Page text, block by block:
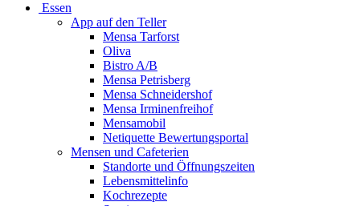
Essen
App auf den Teller
Mensa Tarforst
Oliva
Bistro A/B
Mensa Petrisberg
Mensa Schneidershof
Mensa Irminenfreihof
Mensamobil
Netiquette Bewertungsportal
Mensen und Cafeterien
Standorte und Öffnungszeiten
Lebensmittelinfo
Kochrezepte